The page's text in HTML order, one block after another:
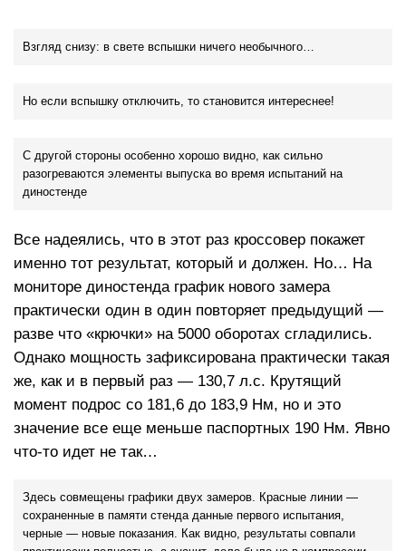
Взгляд снизу: в свете вспышки ничего необычного…
Но если вспышку отключить, то становится интереснее!
С другой стороны особенно хорошо видно, как сильно
разогреваются элементы выпуска во время испытаний на
диностенде
Все надеялись, что в этот раз кроссовер покажет
именно тот результат, который и должен. Но… На
мониторе диностенда график нового замера
практически один в один повторяет предыдущий —
разве что «крючки» на 5000 оборотах сгладились.
Однако мощность зафиксирована практически такая
же, как и в первый раз — 130,7 л.с. Крутящий
момент подрос со 181,6 до 183,9 Нм, но и это
значение все еще меньше паспортных 190 Нм. Явно
что-то идет не так…
Здесь совмещены графики двух замеров. Красные линии —
сохраненные в памяти стенда данные первого испытания,
черные — новые показания. Как видно, результаты совпали